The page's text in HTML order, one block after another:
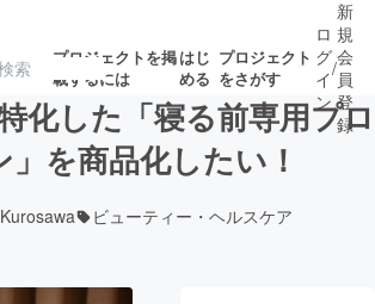
プロジェクトを掲
載するには
はじ
める
プロジェクト
をさがす
ジェクト
ロジェクト
されます
ロ
グ
イ
ン
/
新
規
会
員
登
録
化した「寝る前専用プロ
」を商品化したい！
ビューティー・ヘルスケア